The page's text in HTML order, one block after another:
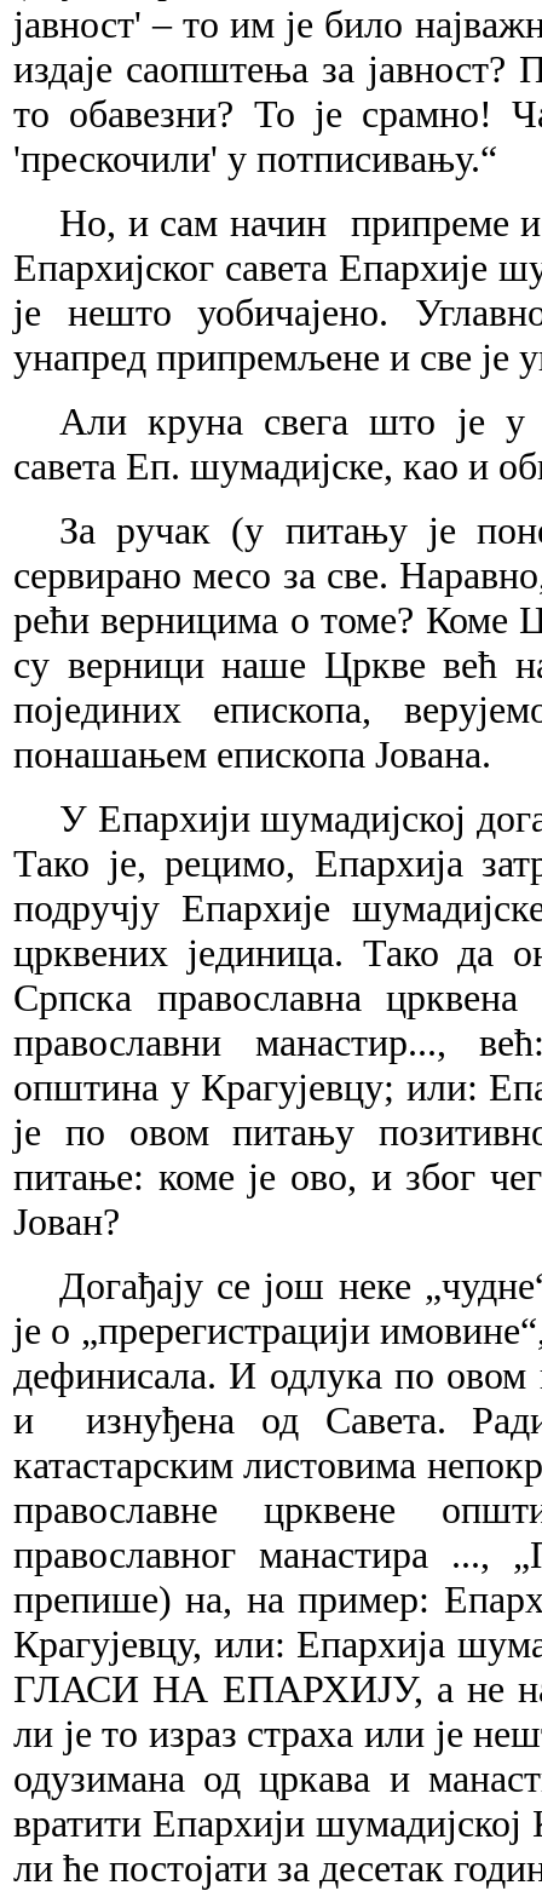
јавност' – то им је било
издаје саопштења за
то обавезни? То је срамно!
'прескочили' у потписивању.“
Но, и сам начин припреме
Епархијског савета Епархије
је нешто уобичајено.
унапред припремљене и све је
Али круна свега што је у
савета Еп. шумадијске, као и
За ручак (у питању је
сервирано месо за све.
рећи верницима о томе? Коме
су верници наше Цркве већ
појединих епископа,
понашањем епископа Јована.
У Епархији шумадијској
Тако је, рецимо, Епархија
подручју Епархије
црквених јединица. Тако да
Српска православна
православни манастир...,
општина у Крагујевцу; или:
је по овом питању
питање: коме је ово, и због
Јован?
Догађају се још неке
је о „пререгистрацији
дефинисала. И одлука по
и
изнуђена од Савета.
катастарским листовима
православне црквене
православног манастира
препише) на, на пример:
Крагујевцу, или: Епархија
ГЛАСИ НА ЕПАРХИЈУ, а не на
ли је то израз страха или је
одузимана од цркава и
вратити Епархији
ли ће постојати за десетак